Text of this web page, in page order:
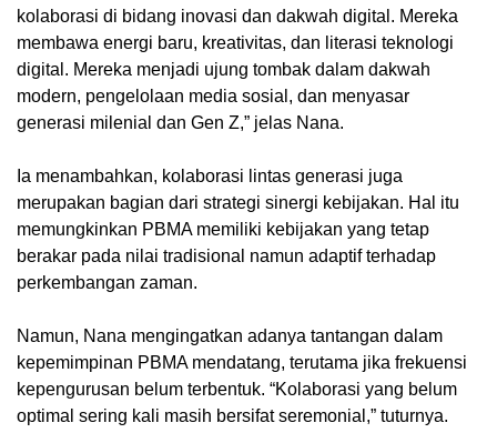
kolaborasi di bidang inovasi dan dakwah digital. Mereka
membawa energi baru, kreativitas, dan literasi teknologi
digital. Mereka menjadi ujung tombak dalam dakwah
modern, pengelolaan media sosial, dan menyasar
generasi milenial dan Gen Z,” jelas Nana.
Ia menambahkan, kolaborasi lintas generasi juga
merupakan bagian dari strategi sinergi kebijakan. Hal itu
memungkinkan PBMA memiliki kebijakan yang tetap
berakar pada nilai tradisional namun adaptif terhadap
perkembangan zaman.
Namun, Nana mengingatkan adanya tantangan dalam
kepemimpinan PBMA mendatang, terutama jika frekuensi
kepengurusan belum terbentuk. “Kolaborasi yang belum
optimal sering kali masih bersifat seremonial,” tuturnya.